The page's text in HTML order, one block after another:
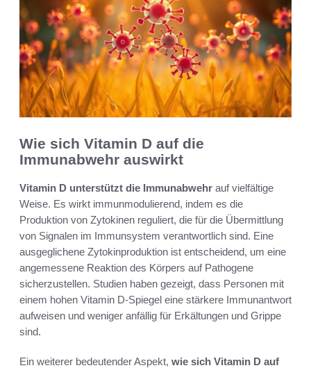
Wie sich Vitamin D auf die
Immunabwehr auswirkt
Vitamin D unterstützt die Immunabwehr auf vielfältige
Weise. Es wirkt immunmodulierend, indem es die
Produktion von Zytokinen reguliert, die für die Übermittlung
von Signalen im Immunsystem verantwortlich sind. Eine
ausgeglichene Zytokinproduktion ist entscheidend, um eine
angemessene Reaktion des Körpers auf Pathogene
sicherzustellen. Studien haben gezeigt, dass Personen mit
einem hohen Vitamin D-Spiegel eine stärkere Immunantwort
aufweisen und weniger anfällig für Erkältungen und Grippe
sind.
Ein weiterer bedeutender Aspekt, wie sich Vitamin D auf